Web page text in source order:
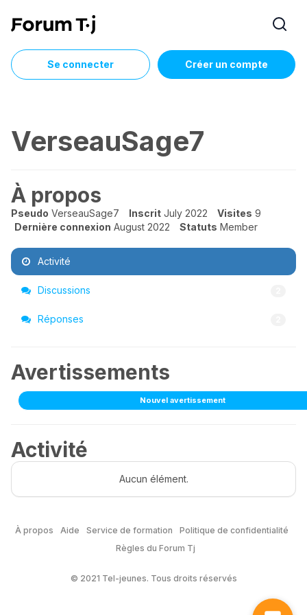
Se connecter Créer un compte
VerseauSage7
À propos
Pseudo VerseauSage7 Inscrit July 2022 Visites 9
Dernière connexion August 2022 Statuts Member
Activité
Discussions
Réponses
Avertissements
Nouvel avertissement
Activité
Aucun élément.
À propos Aide Service de formation
Politique de confidentialité
Règles du Forum Tj
© 2021 Tel-jeunes. Tous droits réservés